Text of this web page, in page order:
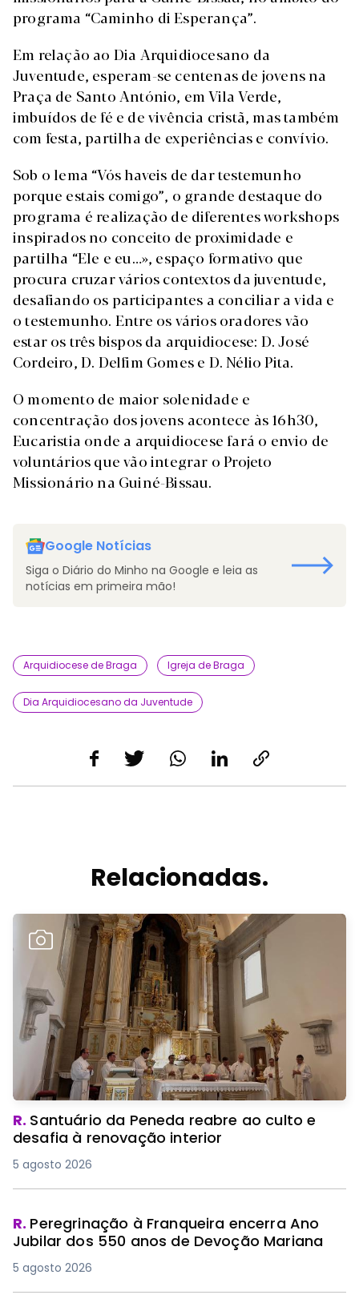
programa “Caminho di Esperança”.
Em relação ao Dia Arquidiocesano da
Juventude, esperam-se centenas de jovens na
Praça de Santo António, em Vila Verde,
imbuídos de fé e de vivência cristã, mas também
com festa, partilha de experiências e convívio.
Sob o lema “Vós haveis de dar testemunho
porque estais comigo”, o grande destaque do
programa é realização de diferentes workshops
inspirados no conceito de proximidade e
partilha “Ele e eu…», espaço formativo que
procura cruzar vários contextos da juventude,
desafiando os participantes a conciliar a vida e
o testemunho. Entre os vários oradores vão
estar os três bispos da arquidiocese: D. José
Cordeiro, D. Delfim Gomes e D. Nélio Pita.
O momento de maior solenidade e
concentração dos jovens acontece às 16h30,
Eucaristia onde a arquidiocese fará o envio de
voluntários que vão integrar o Projeto
Missionário na Guiné-Bissau.
Google Notícias
Siga o Diário do Minho na Google e leia as
notícias em primeira mão!
Arquidiocese de Braga Igreja de Braga
Dia Arquidiocesano da Juventude
Relacionadas.
R. Santuário da Peneda reabre ao culto e
desafia à renovação interior
5 agosto 2026
R. Peregrinação à Franqueira encerra Ano
Jubilar dos 550 anos de Devoção Mariana
5 agosto 2026